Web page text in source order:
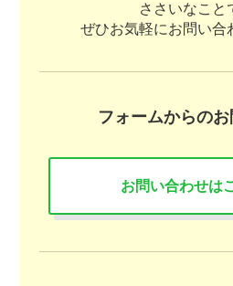
ささいなこと
ぜひお気軽にお問い合
フォームからの
お問い合わせは